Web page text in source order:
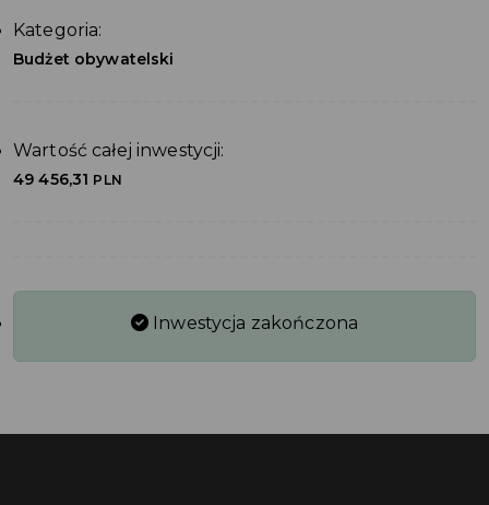
Kategoria:
Budżet obywatelski
Wartość całej inwestycji:
49 456,31 PLN
Inwestycja zakończona